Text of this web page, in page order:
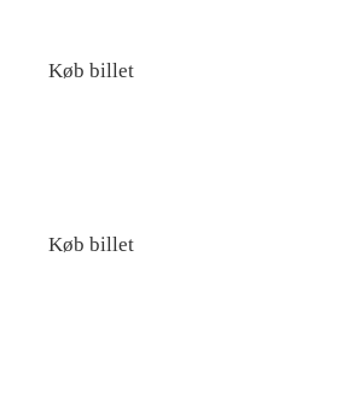
Køb billet
Køb billet